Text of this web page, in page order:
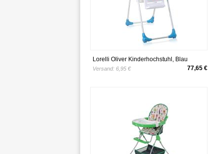
Lorelli Oliver Kinderhochstuhl, Blau
Versand: 6,95 € 77,65 €